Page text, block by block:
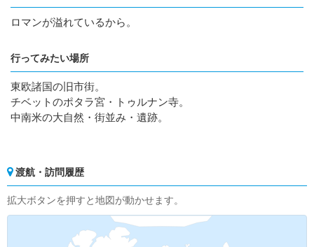
ロマンが溢れているから。
行ってみたい場所
東欧諸国の旧市街。
チベットのポタラ宮・トゥルナン寺。
中南米の大自然・街並み・遺跡。
渡航・訪問履歴
拡大ボタンを押すと地図が動かせます。